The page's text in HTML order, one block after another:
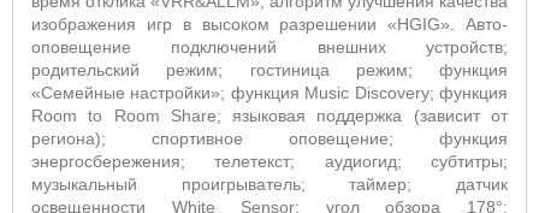
изображения игр в высоком разрешении «HGIG». Авто-
оповещение подключений внешних устройств;
родительский режим; гостиница режим; функция
«Семейные настройки»; функция Music Discovery; функция
Room
to Room Share;языковая поддержка (зависит от
региона); спортивное оповещение; функция
энергосбережения;телетекст; аудиогид; субтитры;
музыкальный проигрыватель; таймер; датчик
освещенности White Sensor; угол обзора 178°;